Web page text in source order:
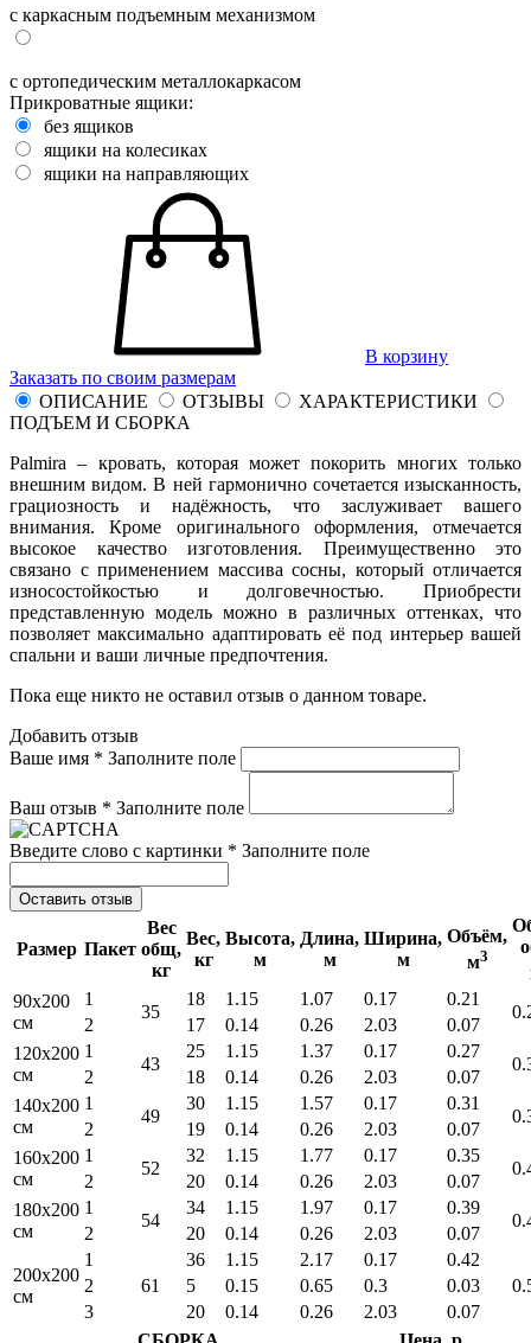
с каркасным подъемным механизмом
с ортопедическим металлокаркасом
Прикроватные ящики:
без ящиков
ящики на колесиках
ящики на направляющих
В корзину
Заказать по своим размерам
ОПИСАНИЕ
ОТЗЫВЫ
ХАРАКТЕРИСТИКИ
ПОДЪЕМ И СБОРКА
Palmira – кровать, которая может покорить многих только
внешним видом. В ней гармонично сочетается изысканность,
грациозность и надёжность, что заслуживает вашего
внимания. Кроме оригинального оформления, отмечается
высокое качество изготовления. Преимущественно это
связано с применением массива сосны, который отличается
износостойкостью и долговечностью. Приобрести
представленную модель можно в различных оттенках, что
позволяет максимально адаптировать её под интерьер вашей
спальни и ваши личные предпочтения.
Пока еще никто не оставил отзыв о данном товаре.
Добавить отзыв
Ваше имя * Заполните поле
Ваш отзыв * Заполните поле
Введите слово с картинки * Заполните поле
Оставить отзыв
Размер Пакет
Вес
общ,
кг
Вес,
кг
Высота,
м
Длина,
м
Ширина,
м
Объём,
м3
90x200
см
1
35
18 1.15 1.07 0.17 0.21
2 17 0.14 0.26 2.03
0.07
120x200
см
1
43
25 1.15 1.37 0.17 0.27
2 18 0.14 0.26 2.03
0.07
140x200
см
1
49
30 1.15 1.57 0.17 0.31
2 19 0.14 0.26 2.03
0.07
160x200
см
1
52
32 1.15 1.77 0.17 0.35
2 20 0.14 0.26 2.03
0.07
180x200
см
1
54
34 1.15 1.97 0.17 0.39
2 20 0.14 0.26 2.03 0.07
200x200
см
1
61
36 1.15 2.17 0.17
0.42
2 5 0.15 0.65 0.3
0.03
3
20 0.14 0.26 2.03
0.07